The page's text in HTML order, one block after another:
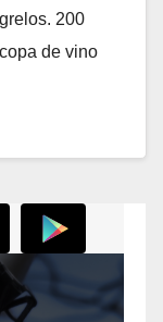
200
de vino